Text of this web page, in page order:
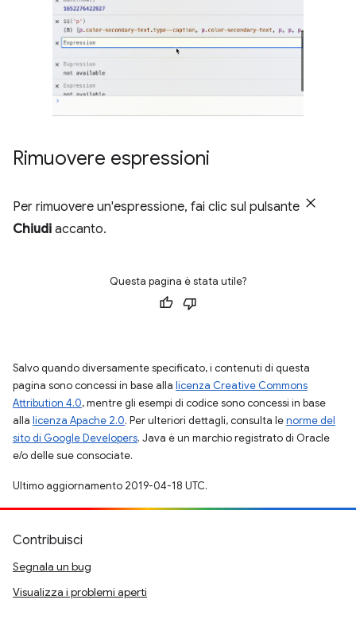
Rimuovere espressioni
Per rimuovere un'espressione, fai clic sul pulsante
Chiudi accanto.
Questa pagina è stata utile?
Salvo quando diversamente specificato, i contenuti di questa
pagina sono concessi in base alla licenza Creative Commons
Attribution 4.0, mentre gli esempi di codice sono concessi in base
alla licenza Apache 2.0. Per ulteriori dettagli, consulta lenorme del
sito di Google Developers. Java è un marchio registrato di Oracle
e/o delle sue consociate.
Ultimo aggiornamento 2019-04-18 UTC.
Contribuisci
Segnala un bug
Visualizza i problemi aperti